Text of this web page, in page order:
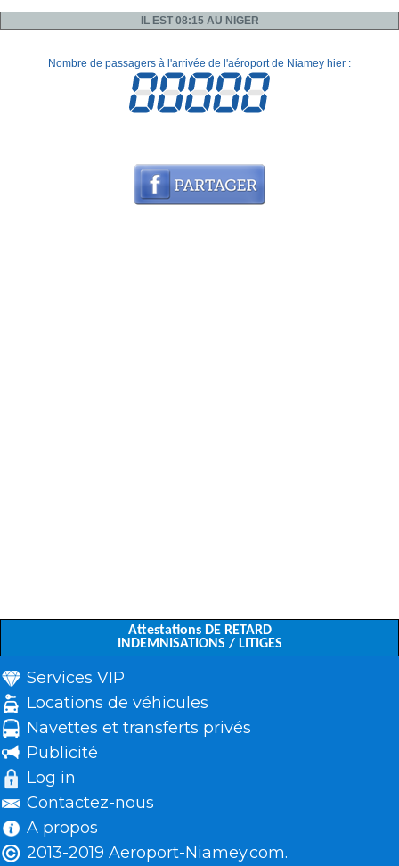
IL EST 08:15 AU NIGER
Nombre de passagers à l'arrivée de l'aéroport de Niamey hier :
Attestations DE RETARD
INDEMNISATIONS / LITIGES
Services VIP
Locations de véhicules
Navettes et transferts privés
Publicité
Log in
Contactez-nous
A propos
2013-2019 Aeroport-Niamey.com.